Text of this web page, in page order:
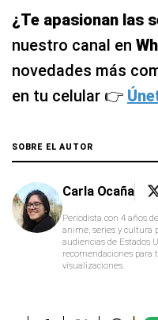
¿Te apasionan las
nuestro canal en
novedades más
en tu celular 👉
SOBRE EL AUTOR
Carla Ocaña
Periodista con 4 años
anime, series y cultura
audiencias de Estados
recomendaciones
visualizaciones.